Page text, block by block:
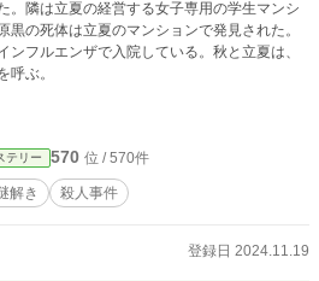
。隣は立夏の経営する女子専用の学生マンシ
黒の死体は立夏のマンションで発見された。
ンフルエンザで入院している。秋と立夏は、
呼ぶ。
テリー 570 位 / 570件
解き 殺人事件
登録日 2024.11.19